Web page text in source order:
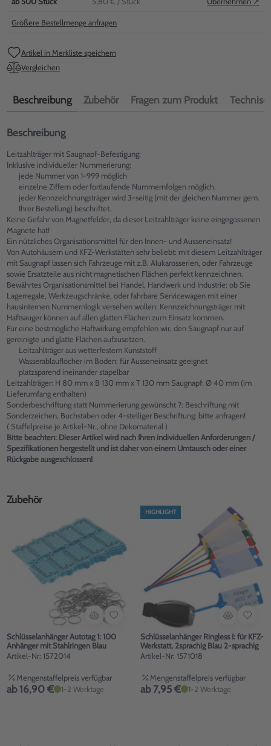
Größere Bestellmenge anfragen
Artikel in Merkliste speichern
Vergleichen
Beschreibung Zubehör Fragen zum Produkt
Beschreibung
Leitzahlträger mit Saugnapf-Befestigung:
Inklusive individueller Nummerierung:
jede Nummer von 1-999 möglich
einzelne Ziffern oder fortlaufende Nummernfolgen möglich.
jeder Kennzeichnungsträger wird 3-seitig (mit der gleichen Nummer gem.
Ihrer Bestellung) beschriftet.
Keine Gefahr von Magnetfelder, da dieser Leitzahlträger keine eingegossenen
Magnete hat!
Ein nützliches Organisationsmittel für den Innen- und Ausseneinsatz!
Von Autohäusern und KFZ-Werkstätten sehr beliebt: mit diesem Leitzahlträger
mit Saugnapf lassen sich Fahrzeuge mit z.B. Alukarosserien, oder Fahrzeuge
sowie Ersatzteile aus nicht magnetischen Flächen perfekt kennzeichnen.
Bewährtes Organisationsmittel bei Handel, Handwerk und Industrie: ob Sie
Lagerregale, Werkzeugschränke, oder fahrbare Servicewagen mit einer
hausinternen Nummernlogik versehen wollen: Kennzeichnungsträger mit
Haftsauger können auf allen glatten Flächen zum Einsatz kommen.
Für eine bestmögliche Haftwirkung empfehlen wir, den Saugnapf nur auf
gereinigte und glatte Flächen aufzusetzen.
Leitzahlträger aus wetterfestem Kunststoff
Wasserablauflöcher im Boden: für Ausseneinsatz geeignet
platzsparend ineinander stapelbar
Leitzahlträger: H 80 mm x B 130 mm x T 130 mm Saugnapf: Ø 40 mm (im
Lieferumfang enthalten)
Sonderbeschriftung statt Nummerierung gewünscht ?: Beschriftung mit
Sonderzeichen, Buchstaben oder 4-stelliger Beschriftung: bitte anfragen!
( Staffelpreise je Artikel-Nr., ohne Dekomaterial )
Bitte beachten: Dieser Artikel wird nach Ihren individuellen Anforderungen /
Spezifikationen hergestellt und ist daher von einem Umtausch oder einer
Rückgabe ausgeschlossen!
Zubehör
Schlüsselanhänger Autotag 1: 100
Anhänger mit Stahlringen Blau
Artikel-Nr: 1572014
Mengenstaffelpreis verfügbar
ab 16,90 € 1-2 Werktage
HIGHLIGHT
Schlüsselanhänger Ringless I: für KFZ-
Werkstatt, 2sprachig Blau 2-sprachig
Artikel-Nr: 1571018
Mengenstaffelpreis verfügbar
ab 7,95 € 1-2 Werktage